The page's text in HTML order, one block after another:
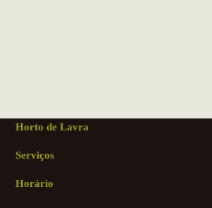
Horto de Lavra
Serviços
Horário